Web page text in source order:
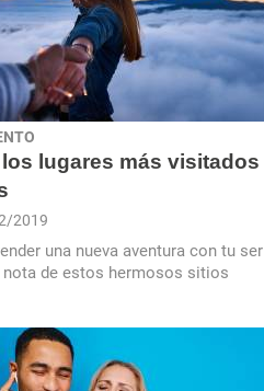
lugares más visitados
2019
una nueva aventura con tu ser
nota de estos hermosos sitios